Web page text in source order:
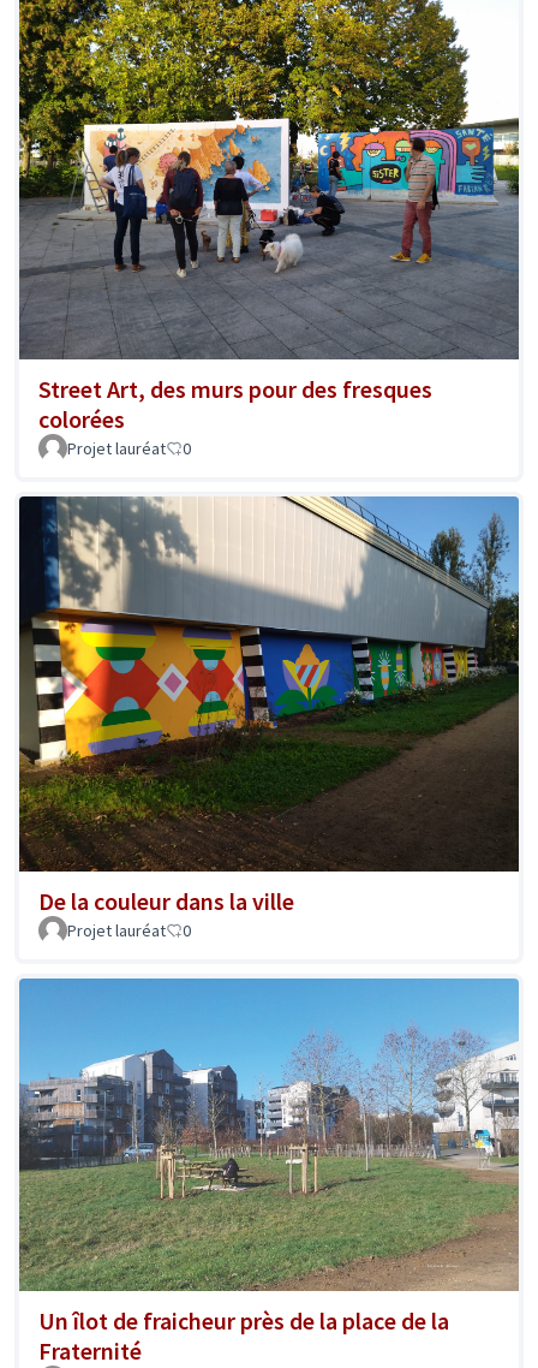
Street Art, des murs pour des fresques
colorées
Projet lauréat 0
De la couleur dans la ville
Projet lauréat 0
Un îlot de fraicheur près de la place de la
Fraternité